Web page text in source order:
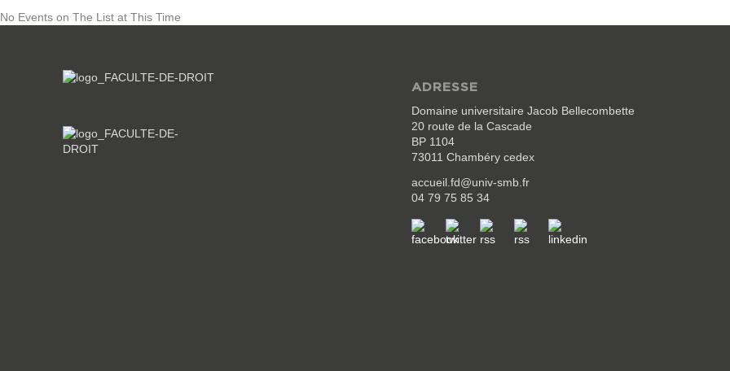
No Events on The List at This Time
ADRESSE
Domaine universitaire Jacob Bellecombette
20 route de la Cascade
BP 1104
73011 Chambéry cedex
accueil.fd@univ-smb.fr
04 79 75 85 34